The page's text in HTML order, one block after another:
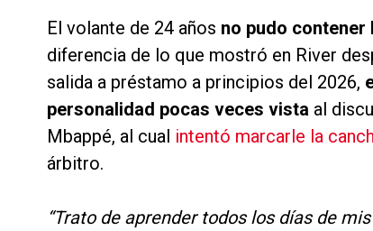
El volante de 24 años no pudo contener
diferencia de lo que mostró en River
salida a préstamo a principios del 2026,
personalidad pocas veces vista al
Mbappé, al cual intentó marcarle la
árbitro.
“Trato de aprender todos los días de